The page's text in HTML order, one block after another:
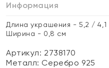
Информация
Длина украшения - 5,2 / 4,1
Ширина - 0,8 см
Артикул: 2738170
Металл: Серебро 925